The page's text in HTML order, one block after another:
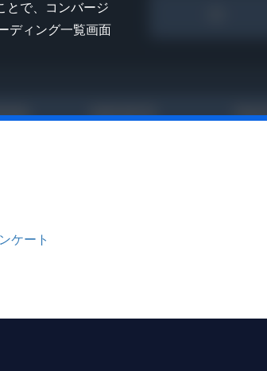
とで、コンバージ
ディング一覧画面
ケート